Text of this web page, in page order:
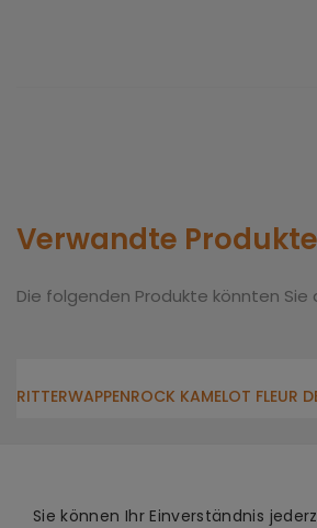
Verwandte Produkte
Die folgenden Produkte könnten Sie
RITTERWAPPENROCK KAMELOT FLEUR
Sie können Ihr Einverständnis